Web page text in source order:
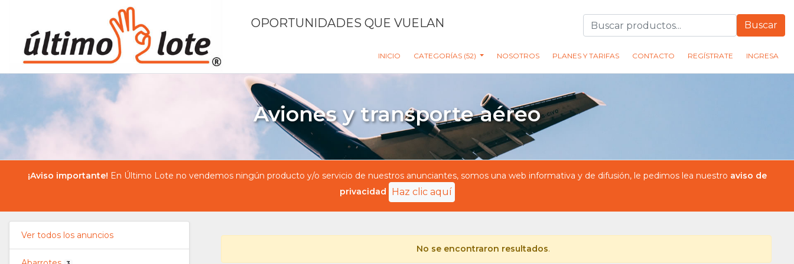
OPORTUNIDADES QUE VUELAN Buscar
INICIO CATEGORÍAS (52) NOSOTROS PLANES Y TARIFAS CONTACTO REGÍSTRATE INGRESA
Aviones y transporte aéreo
¡Aviso importante! En Último Lote no vendemos ningún producto y/o servicio de nuestros anunciantes, somos una web informativa y de difusión, le pedimos lea nuestro aviso de
privacidad
Haz clic aquí
Ver todos los anuncios
No se encontraron resultados.